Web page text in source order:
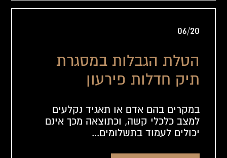
06/20
הטלת הגבלות במסגרת
תיק חדלות פירעון
במקרים בהם אדם או תאגיד נקלעים
למצב כלכלי קשה, וכתוצאה מכך אינם
יכולים לעמוד בתשלומים...